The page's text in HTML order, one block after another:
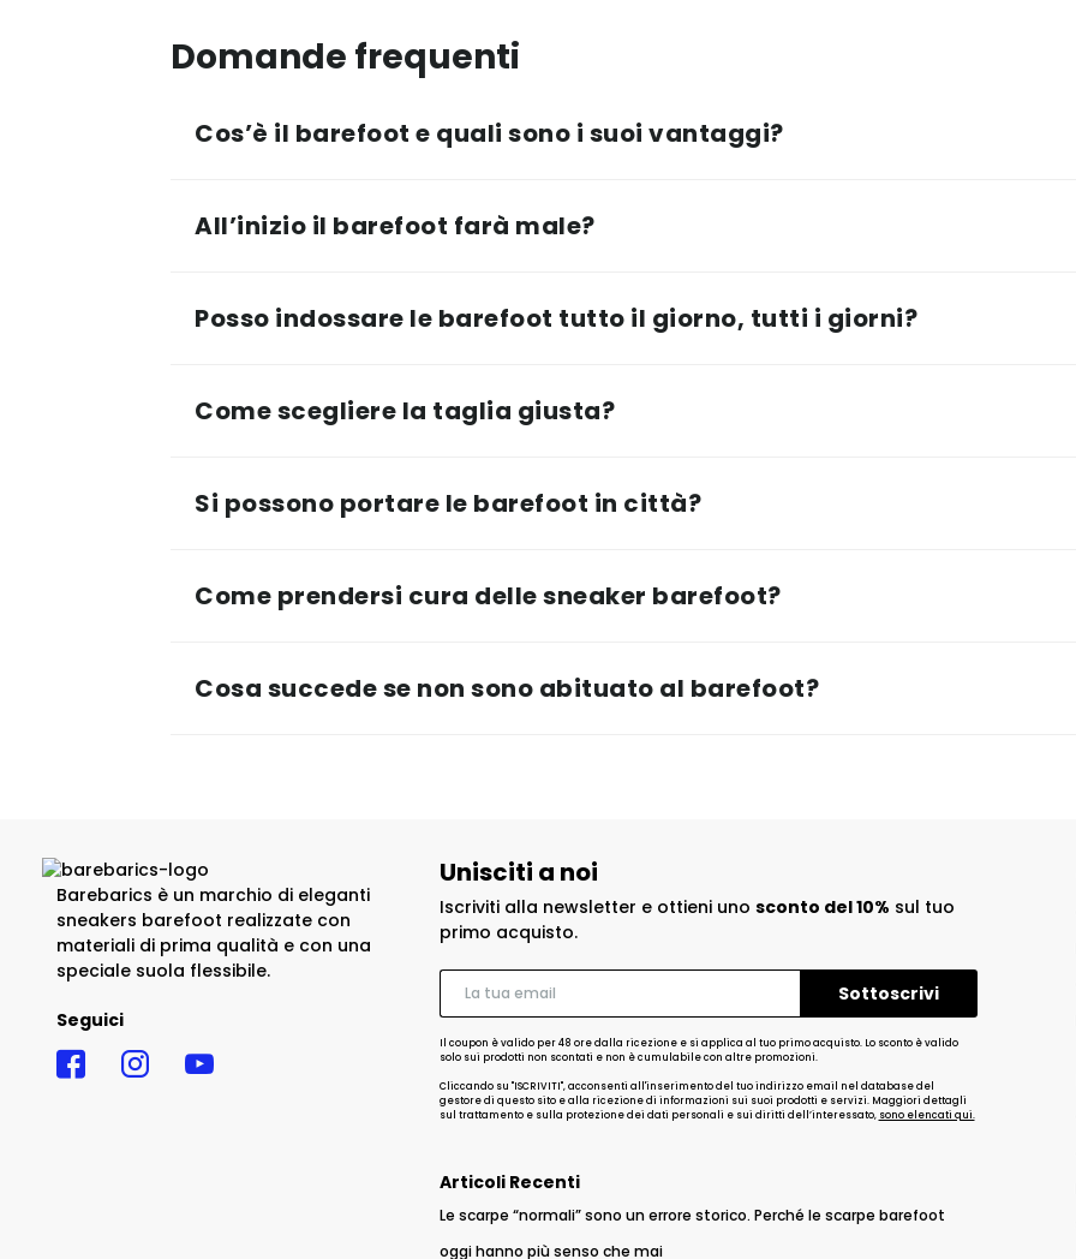
Domande frequenti
Cos’è il barefoot e quali sono i suoi vantaggi?
All’inizio il barefoot farà male?
Posso indossare le barefoot tutto il giorno, tutti i giorni?
Come scegliere la taglia giusta?
Si possono portare le barefoot in città?
Come prendersi cura delle sneaker barefoot?
Cosa succede se non sono abituato al barefoot?
Barebarics è un marchio di eleganti
sneakers barefoot realizzate con
materiali di prima qualità e con una
speciale suola flessibile.
Seguici
Unisciti a noi
Iscriviti alla newsletter e ottieni uno sconto del 10% sul tuo
primo acquisto.
Il coupon è valido per 48 ore dalla ricezione e si applica al tuo primo acquisto. Lo sconto è valido
solo sui prodotti non scontati e non è cumulabile con altre promozioni.
Cliccando su "ISCRIVITI", acconsenti all'inserimento del tuo indirizzo email nel database del
gestore di questo sito e alla ricezione di informazioni sui suoi prodotti e servizi. Maggiori dettagli
sul trattamento e sulla protezione dei dati personali e sui diritti dell’interessato, sono elencati qui.
Articoli Recenti
Le scarpe “normali” sono un errore storico. Perché le scarpe barefoot
oggi hanno più senso che mai